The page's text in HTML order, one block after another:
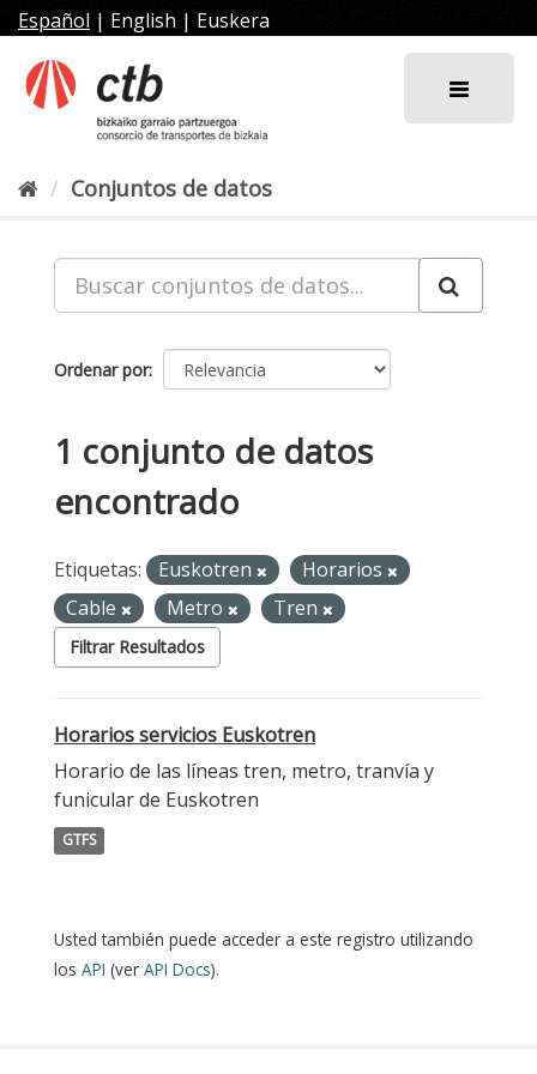
al
contenido
Español | English | Euskera
Conjuntos de datos
Ordenar por
1 conjunto de datos
encontrado
Etiquetas: Euskotren
Horarios
Cable
Metro Tren
Filtrar Resultados
Horarios servicios Euskotren
Horario de las líneas tren, metro, tranvía y
funicular de Euskotren
GTFS
Usted también puede acceder a este registro utilizando
los API (ver API Docs).